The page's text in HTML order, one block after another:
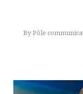
ByPôle